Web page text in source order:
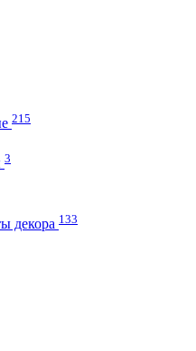
215
3
декора 133